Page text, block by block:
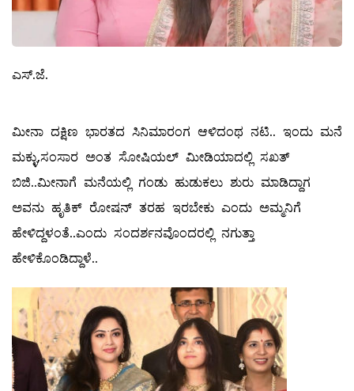
ಎಸ್.ಜೆ.
ಮೀನಾ ದಕ್ಷಿಣ ಭಾರತದ ಸಿನಿಮಾರಂಗ ಆಳಿದಂಥ ನಟಿ.. ಇಂದು ಮನೆ
ಮಕ್ಳು,ಸಂಸಾರ ಅಂತ ಸೋಷಿಯಲ್ ಮೀಡಿಯಾದಲ್ಲಿ ಸಖತ್
ಬಿಜಿ..ಮೀನಾಗೆ ಮನೆಯಲ್ಲಿ ಗಂಡು ಹುಡುಕಲು ಶುರು ಮಾಡಿದ್ದಾಗ
ಅವನು ಹೃತಿಕ್ ರೋಷನ್ ತರಹ ಇರಬೇಕು ಎಂದು ಅಮ್ಮನಿಗೆ
ಹೇಳಿದ್ದಳಂತೆ..ಎಂದು ಸಂದರ್ಶನವೊಂದರಲ್ಲಿ ನಗುತ್ತಾ
ಹೇಳಿಕೊಂಡಿದ್ದಾಳೆ..